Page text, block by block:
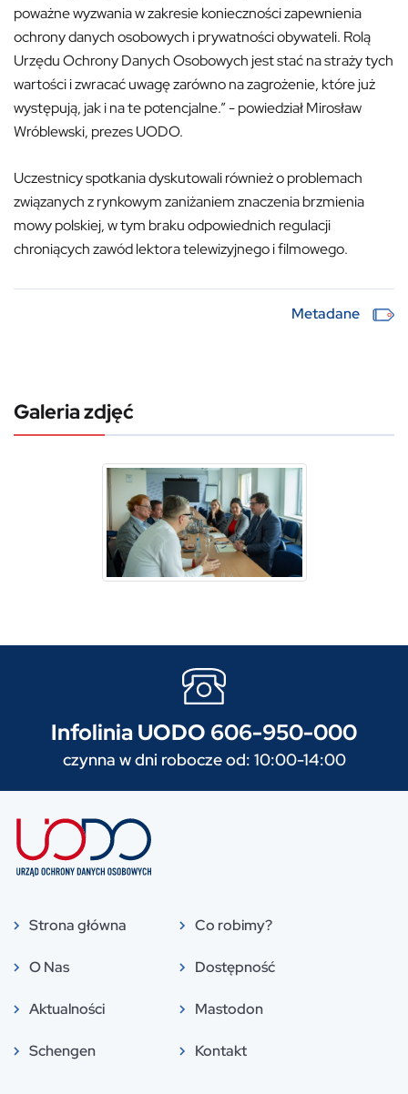
poważne wyzwania w zakresie konieczności zapewnienia
ochrony danych osobowych i prywatności obywateli. Rolą
Urzędu Ochrony Danych Osobowych jest stać na straży tych
wartości i zwracać uwagę zarówno na zagrożenie, które już
występują, jak i na te potencjalne.” - powiedział Mirosław
Wróblewski, prezes UODO.
Uczestnicy spotkania dyskutowali również o problemach
związanych z rynkowym zaniżaniem znaczenia brzmienia
mowy polskiej, w tym braku odpowiednich regulacji
chroniących zawód lektora telewizyjnego i filmowego.
Metadane
Galeria zdjęć
Infolinia UODO 606-950-000
czynna w dni robocze od: 10:00-14:00
Strona główna
O Nas
Aktualności
Schengen
Co robimy?
Dostępność
Mastodon
Kontakt